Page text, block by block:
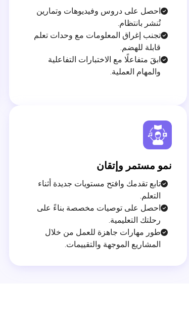
احصل على دروس وفيديوهات وتمارين
تُنشر بانتظام.
تجنب إغراق المعلومات مع وحدات تعلم
قابلة للهضم.
ابقَ متفاعلًا مع الاختبارات التفاعلية
والمهام العملية.
نمو مستمر وإتقان
تابع تقدمك وافتح مستويات جديدة أثناء
التعلم.
احصل على توصيات مخصصة بناءً على
رحلتك التعليمية.
طور مهارات جاهزة للعمل من خلال
المشاريع الموجهة والتقييمات.